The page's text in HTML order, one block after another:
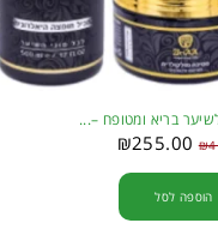
בריא ומטופח –...
₪
₪255.00
הוספה לסל